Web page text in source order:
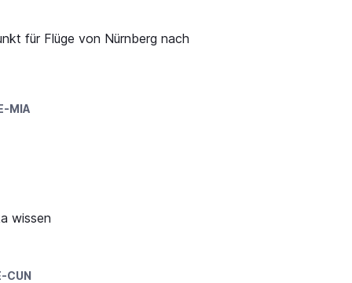
für Flüge von Nürnberg nach
MIA
wissen
CUN